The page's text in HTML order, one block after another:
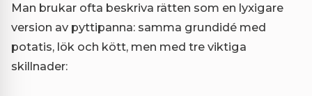
Man brukar ofta beskriva rätten som en lyxigare
version av pyttipanna: samma grundidé med
potatis, lök och kött, men med tre viktiga
skillnader: